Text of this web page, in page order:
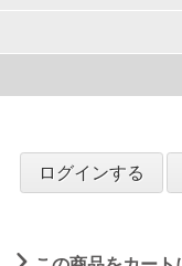
ログインする